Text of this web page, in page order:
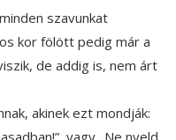
szavunkat
kor fölött pedig már a
de addig is, nem árt
akinek ezt mondják:
vagy „Ne nyeld